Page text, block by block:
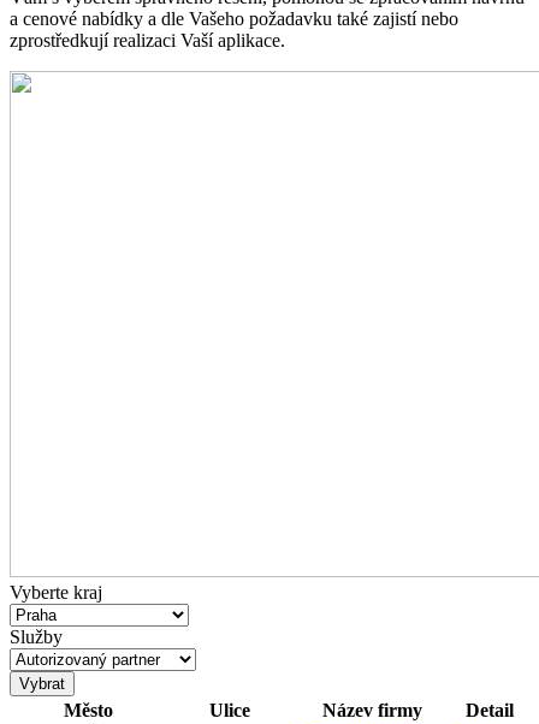
a cenové nabídky a dle Vašeho požadavku také zajistí nebo
zprostředkují realizaci Vaší aplikace.
Vyberte kraj
Služby
Město Ulice Název firmy
Detail